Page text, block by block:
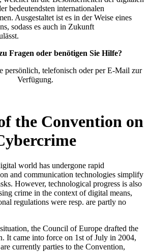
bedeutendsten internationalen
Ausgestaltet ist es in der Weise eines
sodass es auch in Zukunft
Fragen oder benötigen Sie Hilfe?
persönlich, telefonisch oder per E-Mail zur
Verfügung.
the Convention on
world has undergone rapid
and communication technologies simplify
However, technological progress is also
crime in the context of digital means,
regulations were resp. are partly no
the Council of Europe drafted the
It came into force on 1st of July in 2004,
currently parties to the Convention,